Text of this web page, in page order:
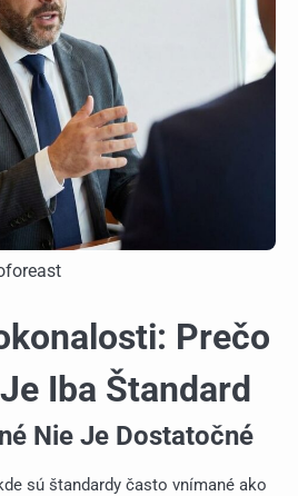
Prečo
Iba Štandard
Nie Je Dostatočné
sú štandardy často vnímané ako